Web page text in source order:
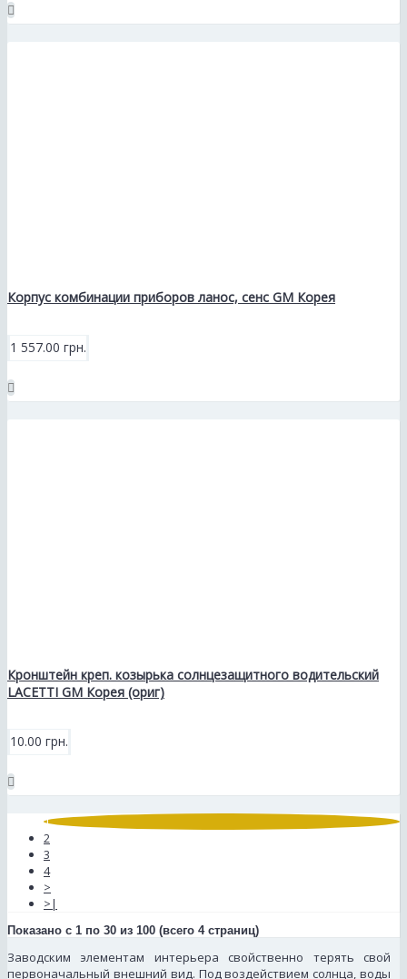
Корпус комбинации приборов ланос, сенс GM Корея
1 557.00 грн.
Кронштейн креп. козырька солнцезащитного водительский
LACETTI GM Корея (ориг)
10.00 грн.
1
2
3
4
>
>|
Показано с 1 по 30 из 100 (всего 4 страниц)
Заводским элементам интерьера свойственно терять свой
первоначальный внешний вид. Под воздействием солнца, воды